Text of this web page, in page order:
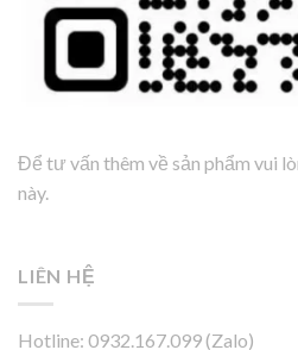
Để tư vấn thêm về sản phẩm vui
này.
LIÊN HỆ
Hotline: 0932.167.099 (Zalo)